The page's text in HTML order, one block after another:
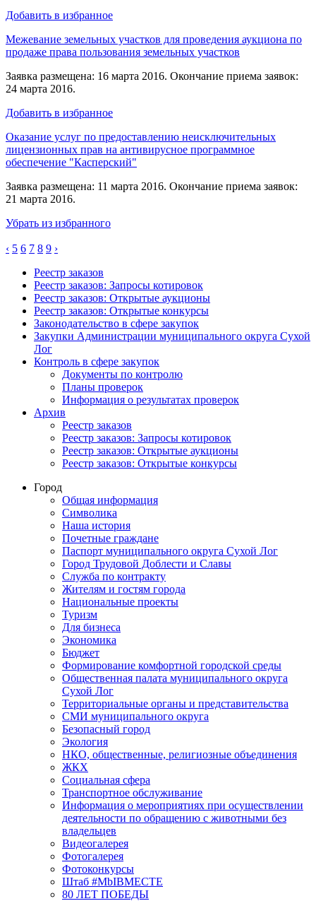
Добавить в избранное
Межевание земельных участков для проведения аукциона по
продаже права пользования земельных участков
Заявка размещена: 16 марта 2016. Окончание приема заявок:
24 марта 2016.
Добавить в избранное
Оказание услуг по предоставлению неисключительных
лицензионных прав на антивирусное программное
обеспечение "Касперский"
Заявка размещена: 11 марта 2016. Окончание приема заявок:
21 марта 2016.
Убрать из избранного
‹ 5 6 7 8 9 ›
Реестр заказов
Реестр заказов: Запросы котировок
Реестр заказов: Открытые аукционы
Реестр заказов: Открытые конкурсы
Законодательство в сфере закупок
Закупки Администрации муниципального округа Сухой
Лог
Контроль в сфере закупок
Документы по контролю
Планы проверок
Информация о результатах проверок
Архив
Реестр заказов
Реестр заказов: Запросы котировок
Реестр заказов: Открытые аукционы
Реестр заказов: Открытые конкурсы
Город
Общая информация
Символика
Наша история
Почетные граждане
Паспорт муниципального округа Сухой Лог
Город Трудовой Доблести и Славы
Служба по контракту
Жителям и гостям города
Национальные проекты
Туризм
Для бизнеса
Экономика
Бюджет
Формирование комфортной городской среды
Общественная палата муниципального округа
Сухой Лог
Территориальные органы и представительства
СМИ муниципального округа
Безопасный город
Экология
НКО, общественные, религиозные объединения
ЖКХ
Социальная сфера
Транспортное обслуживание
Информация о мероприятиях при осуществлении
деятельности по обращению с животными без
владельцев
Видеогалерея
Фотогалерея
Фотоконкурсы
Штаб #MbIBMECTE
80 ЛЕТ ПОБЕДЫ